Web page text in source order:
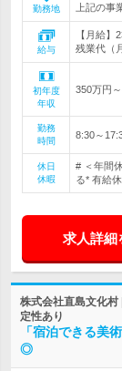
勤務地
上記の事
給与
【月給
残業代（
初年度
年収
350万円
勤務
時間
8:30～
休日
休暇
# ＜年間
る* 有給
求人詳細
株式会社直島文化
定性あり
「宿泊できる美
◎